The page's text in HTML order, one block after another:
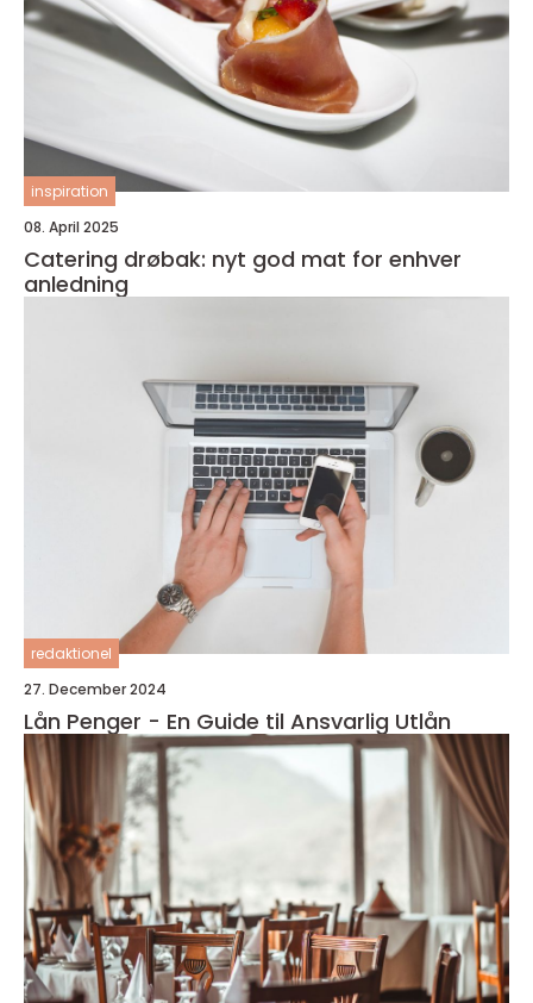
inspiration
08. April 2025
Catering drøbak: nyt god mat for enhver
anledning
redaktionel
27. December 2024
Lån Penger - En Guide til Ansvarlig Utlån